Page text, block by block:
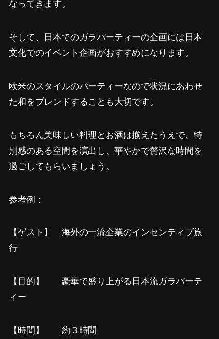
なってきます。
そして、日本でのガラパーティーの企画には日本
文化でのイベント企画がおすすめになります。
欧米のスタイルのパーティーなので状況にあわせ
た和をブレンドすることも大切です。
もちろん美味しい料理とお酒は揃えたうえで、特
別感のある空間を演出し、華やかで贅沢な時間を
過ごしてもらいましょう。
参考例：
【ゲスト】 海外の一流企業のインセンティブ旅
行
【目的】 豪華で盛り上がる日本流ガラパーテ
ィー
【時間】 約３時間